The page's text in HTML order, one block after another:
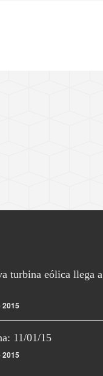
turbina eólica llega a
2015
11/01/15
2015